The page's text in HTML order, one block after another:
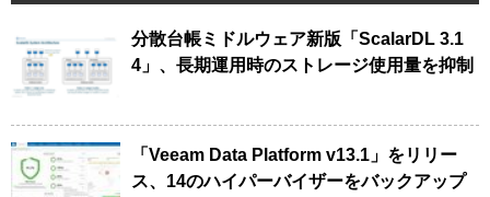
分散台帳ミドルウェア新版「ScalarDL 3.1
4」、長期運用時のストレージ使用量を抑制
「Veeam Data Platform v13.1」をリリー
ス、14のハイパーバイザーをバックアップ